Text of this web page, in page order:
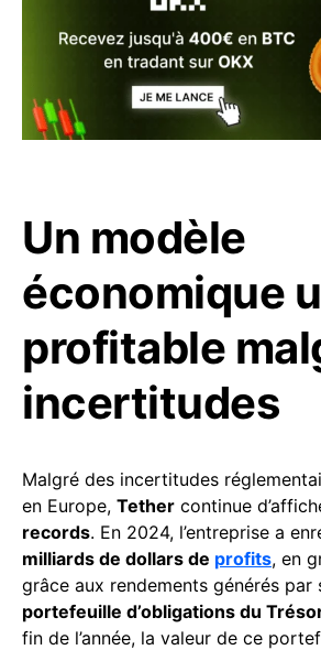
Un modèle
économique
profitable
incertitudes
Malgré des incertitudes
en Europe, Tether continue
records. En 2024, l’entreprise a
milliards de dollars de profits, en
grâce aux rendements générés par
portefeuille d’obligations du
fin de l’année, la valeur de ce